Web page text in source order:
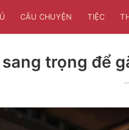
CÂU CHUYỆN TIỆC
trọng để